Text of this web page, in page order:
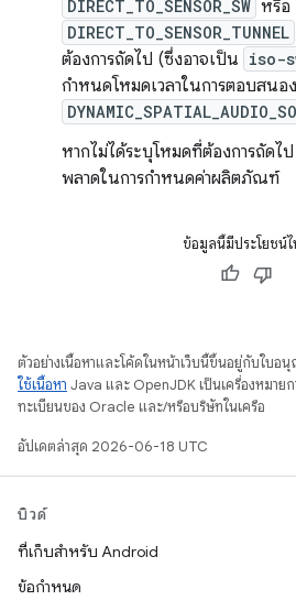
DIRECT_TO_SENSOR_SW หรือ
DIRECT_TO_SENSOR_TUNNEL
ต้องการถัดไป (ซึ่งอาจเป็น iso-
กำหนดโหมดเวลาในการตอบสนอ
หากไม่ได้ระบุโหมดที่ต้องการถัดไ
พลาดในการกำหนดค่าผลิตภัณฑ์
ข้อมูลนี้มีประโยชน์
ตัวอย่างเนื้อหาและโค้ดในหน้าเว็บนี้ขึ้นอยู่กับใบอ
ใช้เนื้อหา Java และ OpenJDK เป็นเครื่องหมายก
ทะเบียนของ Oracle และ/หรือบริษัทในเครือ
อัปเดตล่าสุด 2026-06-18 UTC
บิวด์
ที่เก็บสำหรับ Android
ข้อกำหนด